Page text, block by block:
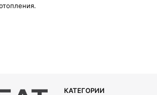
КАТЕГОРИИ